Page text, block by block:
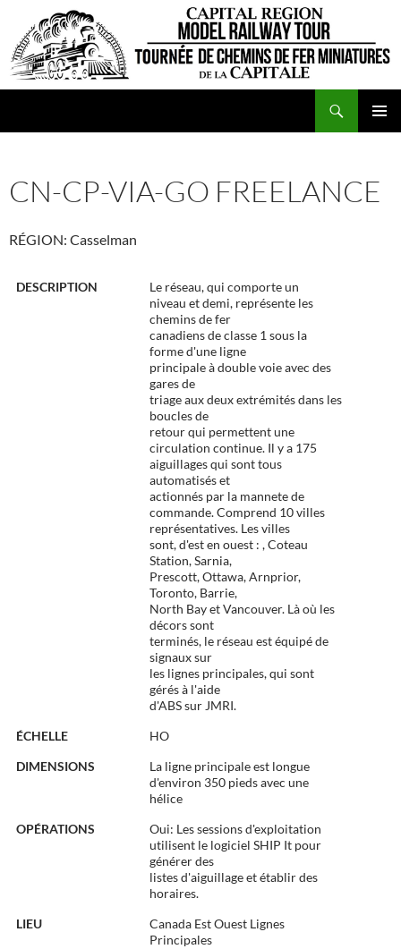
contenu
CN-CP-VIA-GO FREELANCE
RÉGION: Casselman
DESCRIPTION
Le réseau, qui comporte un
niveau et demi, représente les
chemins de fer
canadiens de classe 1 sous la
forme d'une ligne
principale à double voie avec des
gares de
triage aux deux extrémités dans les
boucles de
retour qui permettent une
circulation continue. Il y a 175
aiguillages qui sont tous
automatisés et
actionnés par la mannete de
commande. Comprend 10 villes
représentatives. Les villes
sont, d'est en ouest : , Coteau
Station, Sarnia,
Prescott, Ottawa, Arnprior,
Toronto, Barrie,
North Bay et Vancouver. Là où les
décors sont
terminés, le réseau est équipé de
signaux sur
les lignes principales, qui sont
gérés à l'aide
d'ABS sur JMRI.
ÉCHELLE
HO
DIMENSIONS
La ligne principale est longue
d'environ 350 pieds avec une
hélice
OPÉRATIONS
Oui: Les sessions d'exploitation
utilisent le logiciel SHIP It pour
générer des
listes d'aiguillage et établir des
horaires.
LIEU
Canada Est Ouest Lignes
Principales